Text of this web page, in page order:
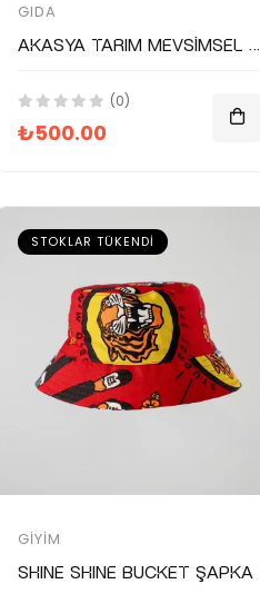
GIDA
Akasya Tarım Mevsimsel Gıda Paketi
(0)
₺500.00
STOKLAR TÜKENDI
GIYIM
SHINE SHINE Bucket Şapka